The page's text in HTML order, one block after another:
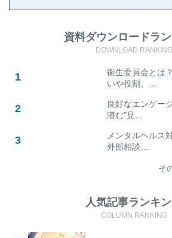
資料ダウンロードラ
DOWNLOAD RANKING
衛生委員会とは
いや役割、…
良好なエンゲー
潜む”見…
メンタルヘルス
外部相談…
そ
人気記事ランキ
COLUMN RANKING